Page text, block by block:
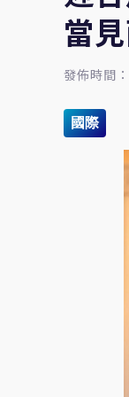
當
發佈時間
國際